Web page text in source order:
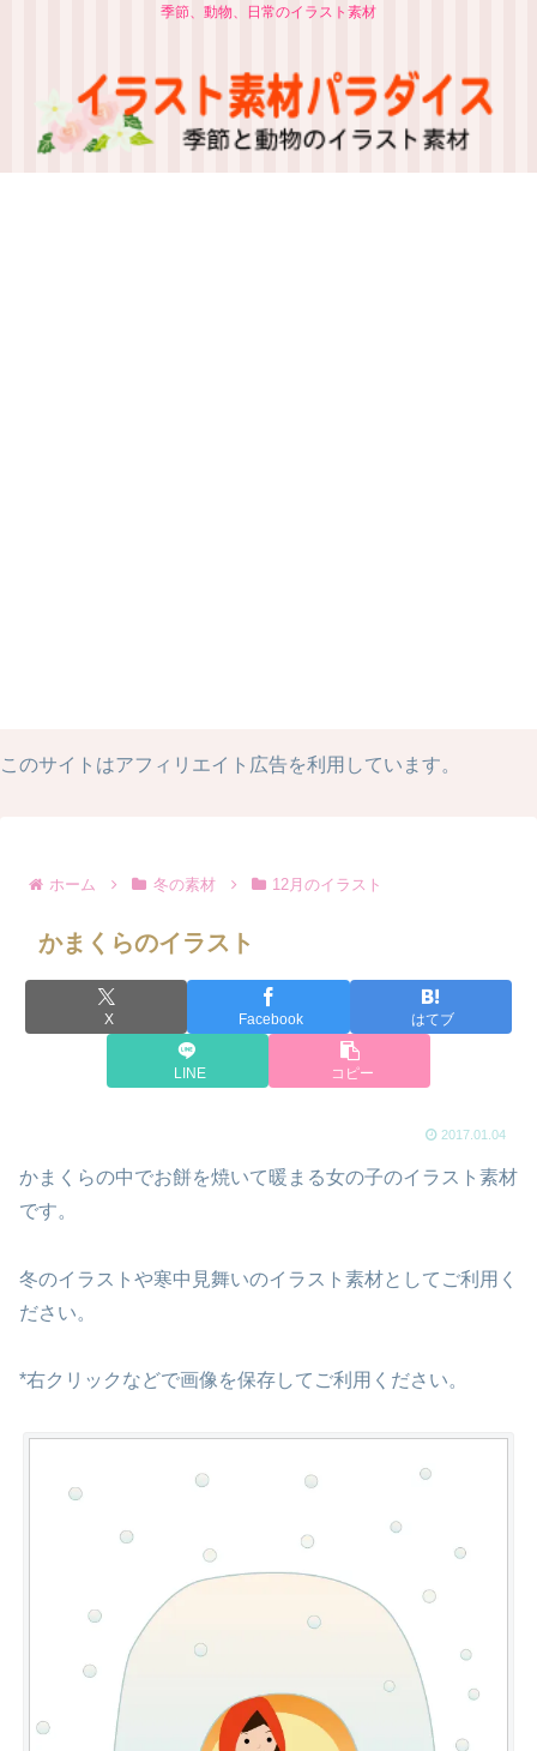
季節、動物、日常のイラスト素材
このサイトはアフィリエイト広告を利用しています。
ホーム 冬の素材 12月のイラスト
かまくらのイラスト
X Facebook はてブ
LINE コピー
2017.01.04
かまくらの中でお餅を焼いて暖まる女の子のイラスト素材
です。
冬のイラストや寒中見舞いのイラスト素材としてご利用く
ださい。
*右クリックなどで画像を保存してご利用ください。